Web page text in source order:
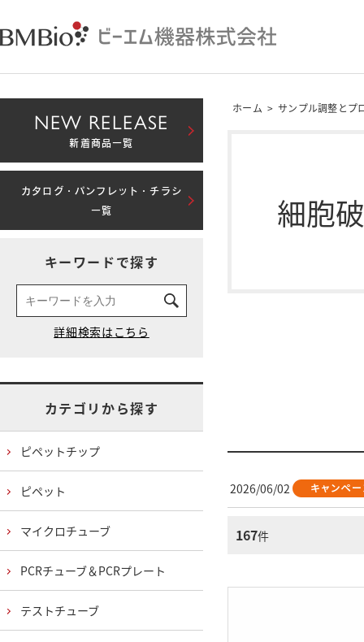
ホーム > サンプル調整とプ
細胞
2026/06/02
167件
NEW RELEASE
新着商品一覧
カタログ・パンフレット・チラシ
一覧
キーワードで探す
カテゴリから探す
ピペットチップ
ピペット
マイクロチューブ
PCRチューブ＆PCRプレート
テストチューブ